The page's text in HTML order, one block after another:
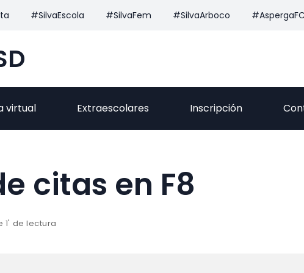
#SilvaEscola #SilvaFem #SilvaArboco #AspergaFC
virtual Extraescolares Inscripción
citas en F8
1' de lectura